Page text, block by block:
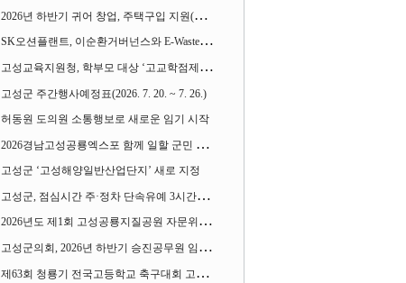
2026년 하반기 귀어 창업, 주택구입 지원(융자) 사업대상자 모집
SK오션플랜트, 이순환거버넌스와 E-Waste Zero 업무협약
고성교육지원청, 학부모 대상 ‘고교학점제와 대입제도 설명회’ 열어
고성군 주간행사예정표(2026. 7. 20. ~ 7. 26.)
허동원 도의원 소통행보로 새로운 임기 시작
2026경남고성공룡엑스포 함께 일할 군민 모집
고성군 ‘고성해양일반산업단지’ 새로 지정
고성군, 점심시간 주·정차 단속유예 3시간으로 확대
2026년도 제1회 고성공룡지질공원 자문위원회 열어
고성군의회, 2026년 하반기 승진공무원 임용장 수여
제63회 청룡기 전국고등학교 축구대회 고성서 열린다